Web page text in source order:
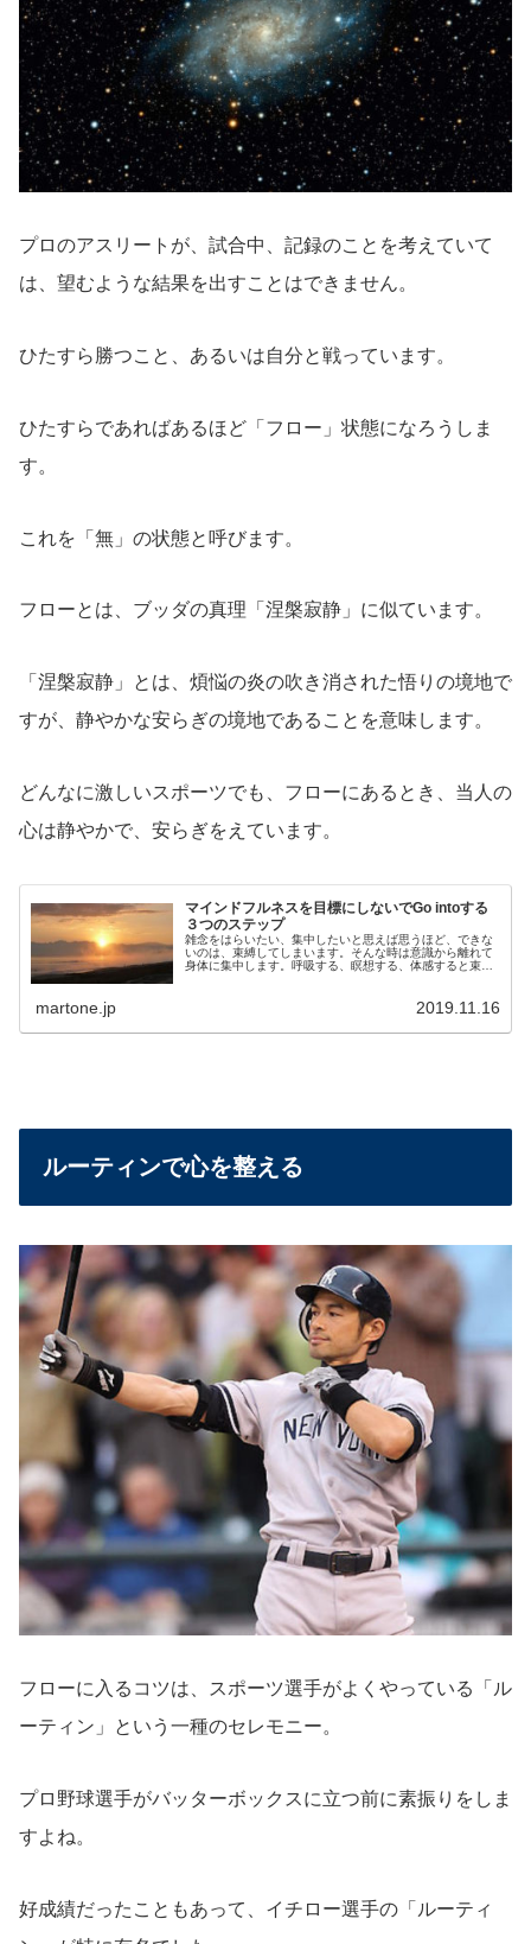
プロのアスリートが、試合中、記録のことを考えていて
は、望むような結果を出すことはできません。
ひたすら勝つこと、あるいは自分と戦っています。
ひたすらであればあるほど「フロー」状態になろうしま
す。
これを「無」の状態と呼びます。
フローとは、ブッダの真理「涅槃寂静」に似ています。
「涅槃寂静」とは、煩悩の炎の吹き消された悟りの境地で
すが、静やかな安らぎの境地であることを意味します。
どんなに激しいスポーツでも、フローにあるとき、当人の
心は静やかで、安らぎをえています。
マインドフルネスを目標にしないでGo intoする
３つのステップ
雑念をはらいたい、集中したいと思えば思うほど、できな
いのは、束縛してしまいます。そんな時は意識から離れて
身体に集中します。呼吸する、瞑想する、体感すると束縛
で Go intoします。つまり最初から自分の手元にあるので
martone.jp 2019.11.16
ルーティンで心を整える
フローに入るコツは、スポーツ選手がよくやっている「ル
ーティン」という一種のセレモニー。
プロ野球選手がバッターボックスに立つ前に素振りをしま
すよね。
好成績だったこともあって、イチロー選手の「ルーティ